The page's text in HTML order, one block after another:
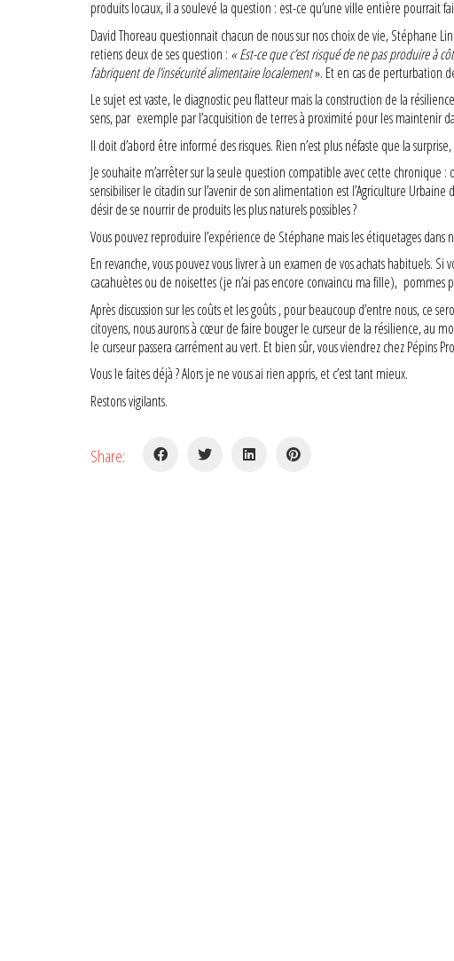
produits locaux, il a soulevé la question : est-ce qu’une ville entière pourrait
David Thoreau questionnait chacun de nous sur nos choix de vie, Stéphane
retiens deux de ses question : « Est-ce que c’est risqué de ne pas produire à
fabriquent de l’insécurité alimentaire localement». Et en cas de perturbation
Le sujet est vaste, le diagnostic peu flatteur mais la construction de la
sens, par exemple par l’acquisition de terres à proximité pour les maintenir
Il doit d’abord être informé des risques. Rien n’est plus néfaste que la
Je souhaite m’arrêter sur la seule question compatible avec cette chronique
sensibiliser le citadin sur l’avenir de son alimentation est l’Agriculture
désir de se nourrir de produits les plus naturels possibles ?
Vous pouvez reproduire l’expérience de Stéphane mais les étiquetages dans
En revanche, vous pouvez vous livrer à un examen de vos achats habituels.
cacahuètes ou de noisettes (je n’ai pas encore convaincu ma fille),
Après discussion sur les coûts et les goûts , pour beaucoup d’entre nous,
citoyens, nous aurons à cœur de faire bouger le curseur de la résilience, au
le curseur passera carrément au vert. Et bien sûr, vous viendrez chez
Vous le faites déjà ? Alors je ne vous ai rien appris, et c’est tant mieux.
Restons vigilants.
Share: